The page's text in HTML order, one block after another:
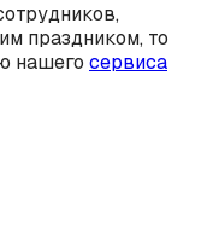
праздником, то
нашего сервиса